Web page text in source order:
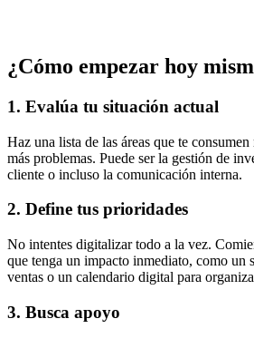
¿Cómo empezar hoy
1. Evalúa tu situación actual
Haz una lista de las áreas que te
más problemas. Puede ser la gestión de
cliente o incluso la comunicación interna.
2. Define tus prioridades
No intentes digitalizar todo a la vez.
que tenga un impacto inmediato, como un
ventas o un calendario digital para
3. Busca apoyo